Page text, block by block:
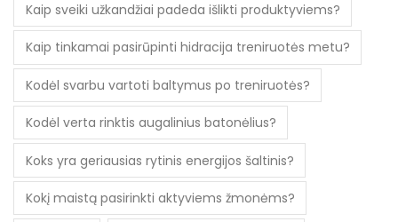
Kaip sveiki užkandžiai padeda išlikti produktyviems?
Kaip tinkamai pasirūpinti hidracija treniruotės metu?
Kodėl svarbu vartoti baltymus po treniruotės?
Kodėl verta rinktis augalinius batonėlius?
Koks yra geriausias rytinis energijos šaltinis?
Kokį maistą pasirinkti aktyviems žmonėms?